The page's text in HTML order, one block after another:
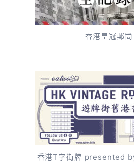
香港皇冠郵筒
香港T字街牌 presented